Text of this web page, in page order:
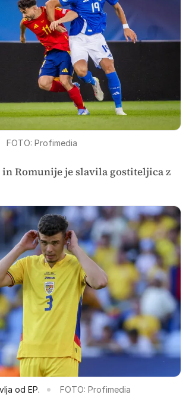
FOTO: Profimedia
in Romunije je slavila gostiteljica z
od EP. FOTO: Profimedia